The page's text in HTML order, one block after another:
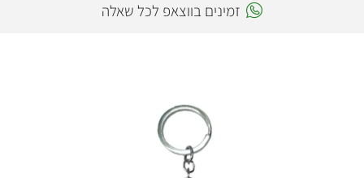
זמינים בווצאפ לכל שאלה